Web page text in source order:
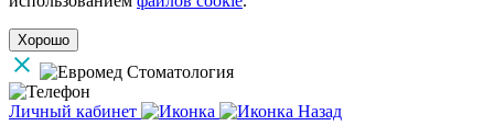
Хорошо
Личный кабинет
Назад